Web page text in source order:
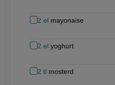
2 el mayonaise
2 el yoghurt
2 tl mosterd